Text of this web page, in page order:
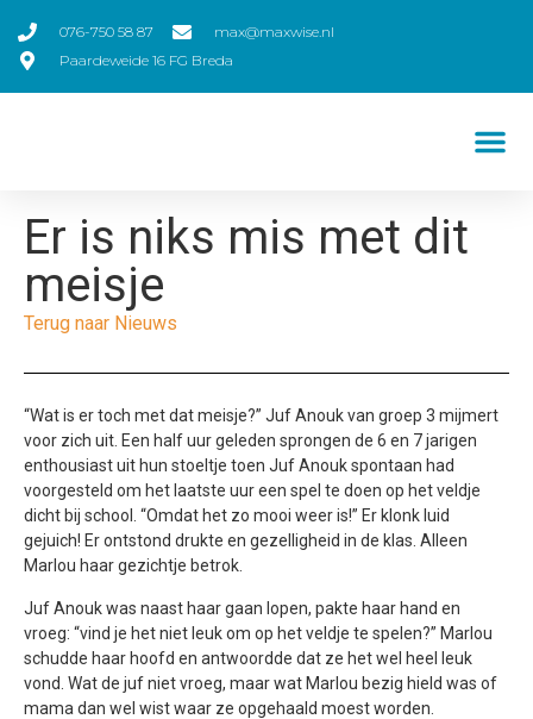
076-750 58 87
max@maxwise.nl
Paardeweide 16 FG Breda
Er is niks mis met dit
meisje
Terug naar Nieuws
“Wat is er toch met dat meisje?” Juf Anouk van groep 3 mijmert
voor zich uit. Een half uur geleden sprongen de 6 en 7 jarigen
enthousiast uit hun stoeltje toen Juf Anouk spontaan had
voorgesteld om het laatste uur een spel te doen op het veldje
dicht bij school. “Omdat het zo mooi weer is!” Er klonk luid
gejuich! Er ontstond drukte en gezelligheid in de klas. Alleen
Marlou haar gezichtje betrok.
Juf Anouk was naast haar gaan lopen, pakte haar hand en
vroeg: “vind je het niet leuk om op het veldje te spelen?” Marlou
schudde haar hoofd en antwoordde dat ze het wel heel leuk
vond. Wat de juf niet vroeg, maar wat Marlou bezig hield was of
mama dan wel wist waar ze opgehaald moest worden.